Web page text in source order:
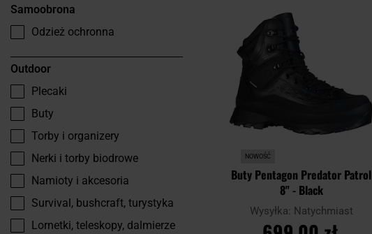
Samoobrona
Odzież ochronna
Outdoor
Plecaki
Buty
Torby i organizery
Nerki i torby biodrowe
Namioty i akcesoria
Survival, bushcraft, turystyka
Lornetki, teleskopy, dalmierze
NOWOŚĆ
Buty Pentagon Predator Patrol
8" - Black
Wysyłka: Natychmiast